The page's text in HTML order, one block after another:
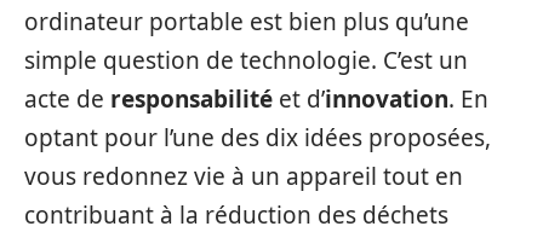
ordinateur portable est bien plus qu’une
simple question de technologie. C’est un
acte de responsabilité et d’innovation. En
optant pour l’une des dix idées proposées,
vous redonnez vie à un appareil tout en
contribuant à la réduction des déchets